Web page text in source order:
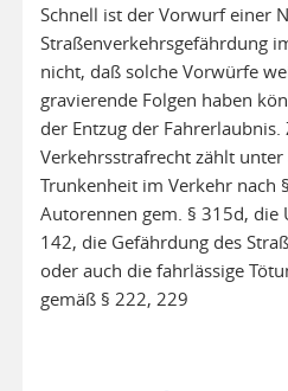
Schnell ist der Vorwurf einer
Straßenverkehrsgefährdung
nicht, daß solche Vorwürfe
gravierende Folgen haben
der Entzug der Fahrerlaubnis.
Verkehrsstrafrecht zählt
Trunkenheit im Verkehr nach
Autorennen gem. § 315d, die
142, die Gefährdung des
oder auch die fahrlässige
gemäß § 222, 229